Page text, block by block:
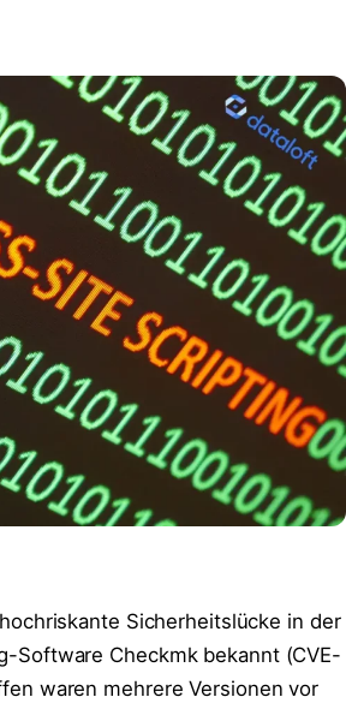
Sicherheitslücke in der
Software Checkmk bekannt (CVE-
waren mehrere Versionen vor